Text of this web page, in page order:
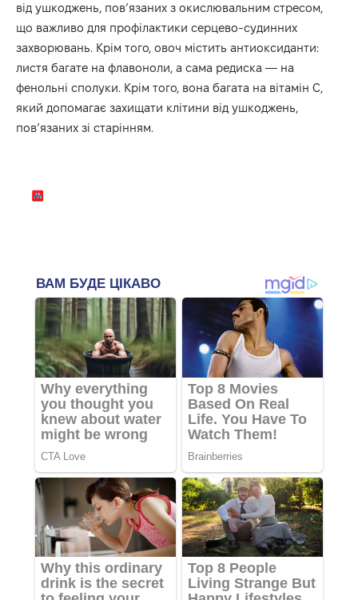
від ушкоджень, пов’язаних з окислювальним стресом,
що важливо для профілактики серцево-судинних
захворювань. Крім того, овоч містить антиоксиданти:
листя багате на флавоноли, а сама редиска — на
фенольні сполуки. Крім того, вона багата на вітамін С,
який допомагає захищати клітини від ушкоджень,
пов’язаних зі старінням.